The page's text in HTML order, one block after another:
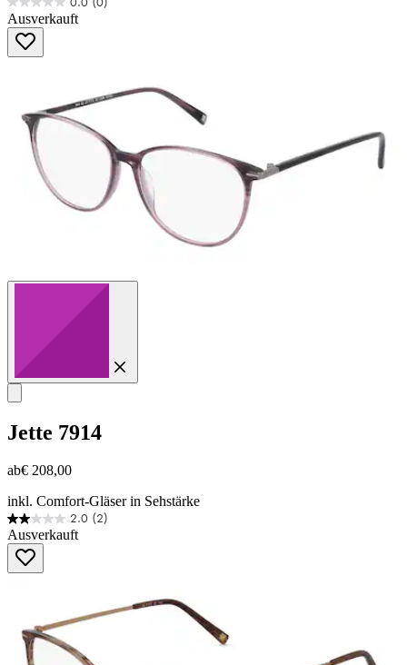
0.0
von
Sternen.
Ausverkauft
Jette 7914
ab€ 208,00
inkl. Comfort-Gläser in Sehstärke
2.0 (2)
2.0
von
Sternen.
Ausverkauft